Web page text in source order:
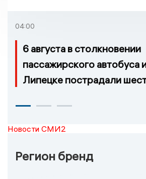
возгорание
04:00
6 августа в столкновении
пассажирского автобуса
Липецке пострадали
Новости СМИ2
Регион бренд